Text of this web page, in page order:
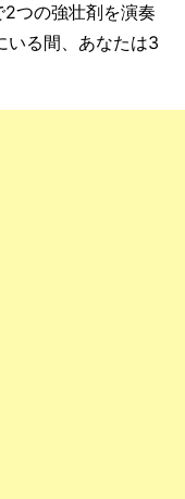
つの強壮剤を演奏
いる間、あなたは3